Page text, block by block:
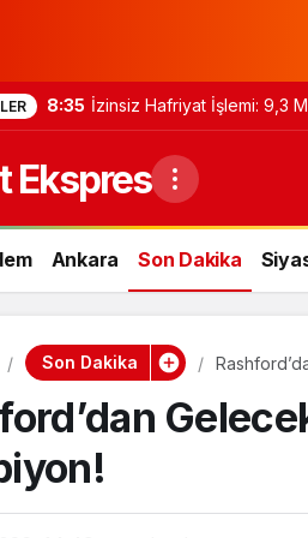
8:35 İzinsiz Hafriyat İşlemi: 9,3
Ekspres
Ankara Son Dakika
Son Dakika